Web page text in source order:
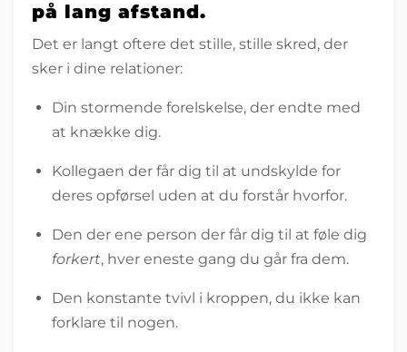
på lang afstand.
Det er langt oftere det stille, stille skred, der
sker i dine relationer:
Din stormende forelskelse, der endte med
at knække dig.
Kollegaen der får dig til at undskylde for
deres opførsel uden at du forstår hvorfor.
Den der ene person der får dig til at føle dig
forkert, hver eneste gang du går fra dem.
Den konstante tvivl i kroppen, du ikke kan
forklare til nogen.